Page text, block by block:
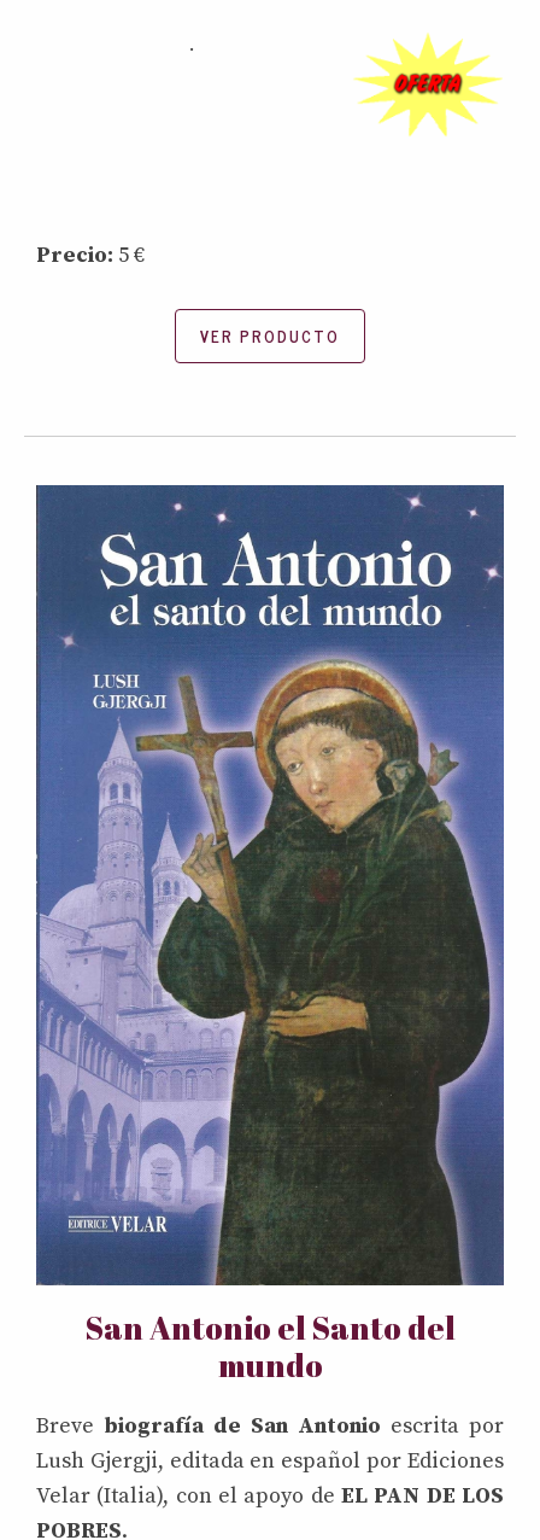
.
Precio: 5 €
VER PRODUCTO
San Antonio el Santo del
mundo
Breve biografía de San Antonio escrita por
Lush Gjergji, editada en español por Ediciones
Velar (Italia), con el apoyo de EL PAN DE LOS
POBRES.